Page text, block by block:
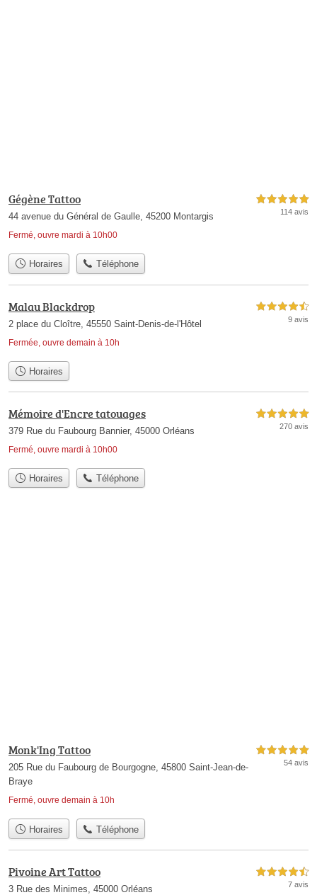
Gégène Tattoo
44 avenue du Général de Gaulle, 45200 Montargis
Fermé, ouvre mardi à 10h00
5,0 étoiles sur 5
114 avis
Horaires Téléphone
Malau Blackdrop
2 place du Cloître, 45550 Saint-Denis-de-l'Hôtel
Fermée, ouvre demain à 10h
4,5 étoiles sur 5
9 avis
Horaires
Mémoire d'Encre tatouages
379 Rue du Faubourg Bannier, 45000 Orléans
Fermé, ouvre mardi à 10h00
5,0 étoiles sur 5
270 avis
Horaires Téléphone
Monk'Ing Tattoo
205 Rue du Faubourg de Bourgogne, 45800 Saint-Jean-de-
Braye
Fermé, ouvre demain à 10h
5,0 étoiles sur 5
54 avis
Horaires Téléphone
Pivoine Art Tattoo
3 Rue des Minimes, 45000 Orléans
4,5 étoiles sur 5
7 avis